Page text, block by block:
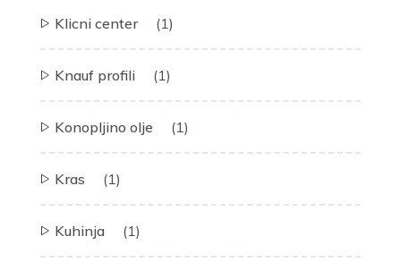
Klicni center (1)
Knauf profili (1)
Konopljino olje (1)
Kras (1)
Kuhinja (1)